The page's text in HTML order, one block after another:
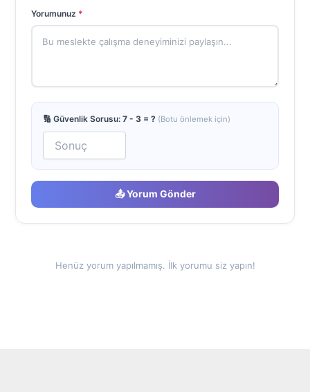
Yorumunuz *
🔢 Güvenlik Sorusu: 7 - 3 = ? (Botu önlemek için)
📤 Yorum Gönder
Henüz yorum yapılmamış. İlk yorumu siz yapın!